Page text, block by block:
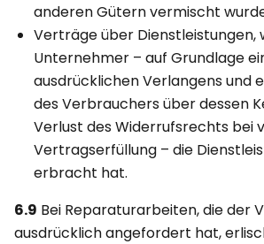
anderen Gütern vermischt
Verträge über Dienstleistungen,
Unternehmer – auf Grundlage
ausdrücklichen Verlangens und
des Verbrauchers über dessen
Verlust des Widerrufsrechts bei
Vertragserfüllung – die
erbracht hat.
6.9 Bei Reparaturarbeiten, die der
ausdrücklich angefordert hat,